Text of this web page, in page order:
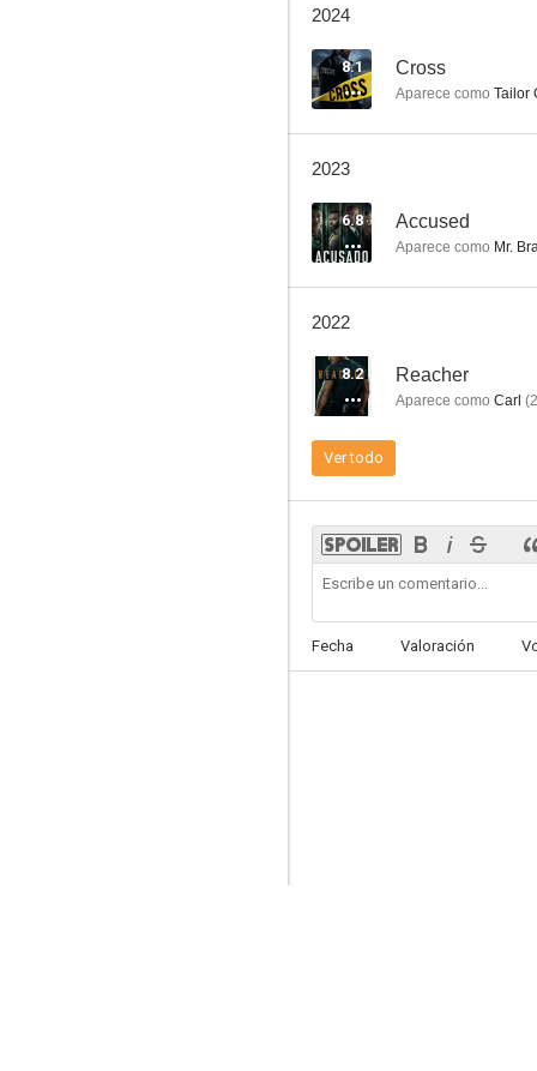
2024
8.1 Cross
Aparece como Tailor
2023
6.8 Accused
Aparece como Mr.
2022
8.2 Reacher
Aparece como Carl (2
Ver todo
Fecha Valoración